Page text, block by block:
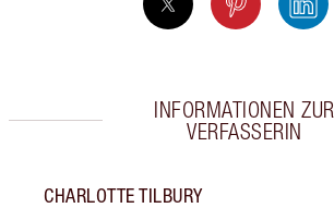
INFORMATIONEN ZUR
VERFASSERIN
CHARLOTTE TILBURY